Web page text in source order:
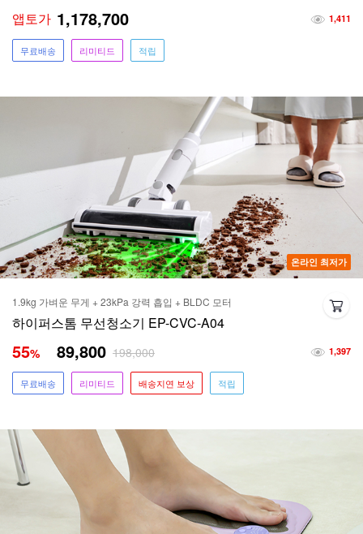
1,411
앱토가 1,178,700
무료배송 리미티드 적립
온라인 최저가
1.9kg 가벼운 무게 + 23kPa 강력 흡입 + BLDC 모터
하이퍼스톰 무선청소기 EP-CVC-A04
1,397
55% 89,800 198,000
무료배송 리미티드 배송지연 보상 적립